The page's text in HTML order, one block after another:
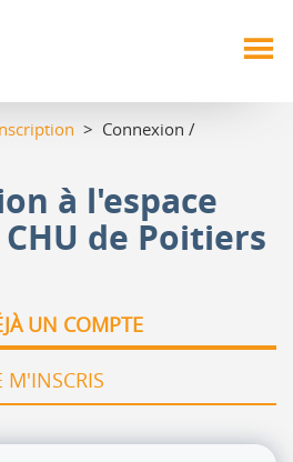
> Connexion /
à l'espace
de Poitiers
UN COMPTE
M'INSCRIS